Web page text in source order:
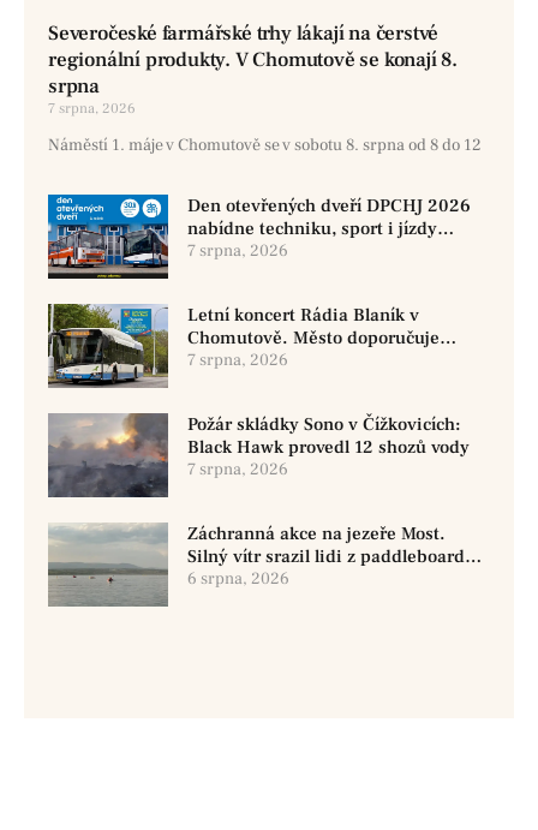
Severočeské farmářské trhy lákají na čerstvé
regionální produkty. V Chomutově se konají 8.
srpna
7 srpna, 2026
Náměstí 1. máje v Chomutově se v sobotu 8. srpna od 8 do 12
Den otevřených dveří DPCHJ 2026
nabídne techniku, sport i jízdy
historickými vozy
7 srpna, 2026
Letní koncert Rádia Blaník v
Chomutově. Město doporučuje
využít MHD
7 srpna, 2026
Požár skládky Sono v Čížkovicích:
Black Hawk provedl 12 shozů vody
7 srpna, 2026
Záchranná akce na jezeře Most.
Silný vítr srazil lidi z paddleboardů,
dvě osoby se pohřešují
6 srpna, 2026